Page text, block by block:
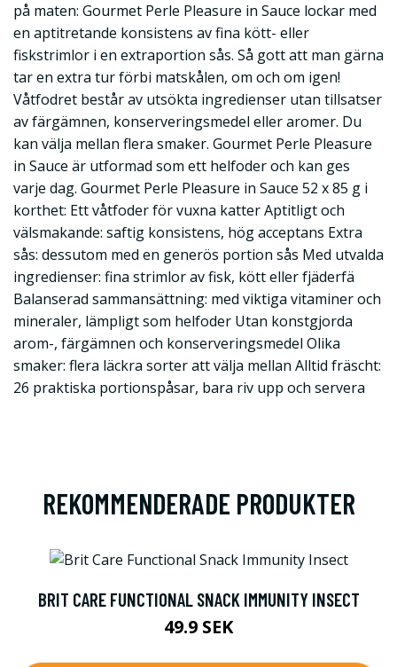
på maten: Gourmet Perle Pleasure in Sauce lockar med
en aptitretande konsistens av fina kött- eller
fiskstrimlor i en extraportion sås. Så gott att man gärna
tar en extra tur förbi matskålen, om och om igen!
Våtfodret består av utsökta ingredienser utan tillsatser
av färgämnen, konserveringsmedel eller aromer. Du
kan välja mellan flera smaker. Gourmet Perle Pleasure
in Sauce är utformad som ett helfoder och kan ges
varje dag. Gourmet Perle Pleasure in Sauce 52 x 85 g i
korthet: Ett våtfoder för vuxna katter Aptitligt och
välsmakande: saftig konsistens, hög acceptans Extra
sås: dessutom med en generös portion sås Med utvalda
ingredienser: fina strimlor av fisk, kött eller fjäderfä
Balanserad sammansättning: med viktiga vitaminer och
mineraler, lämpligt som helfoder Utan konstgjorda
arom-, färgämnen och konserveringsmedel Olika
smaker: flera läckra sorter att välja mellan Alltid fräscht:
26 praktiska portionspåsar, bara riv upp och servera
REKOMMENDERADE PRODUKTER
BRIT CARE FUNCTIONAL SNACK IMMUNITY INSECT
49.9 SEK